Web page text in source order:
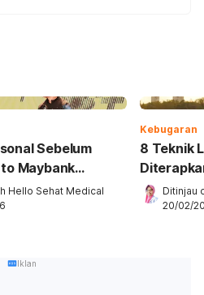
Sebelum
Maybank
Hello Sehat Medical
Kebugaran
8 Teknik
Ditinjau
20/02/
Iklan